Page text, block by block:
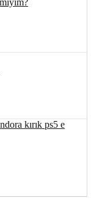
kırık ps5 e